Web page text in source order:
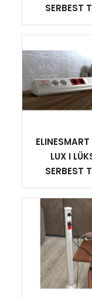
SERBEST
LUX I
SERBEST